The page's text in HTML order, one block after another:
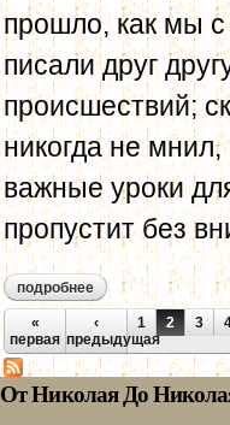
прошло, как мы
писали друг
происшествий;
никогда не
важные уроки
пропустит без
подробнее о муравьев а.н. -
Страницы
«
первая
‹
предыдущая
1 2 3
От Николая До